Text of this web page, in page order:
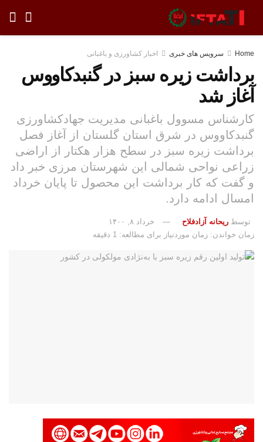
Home سرویس های خبری اخبار کشاورزی و باغبانی
برداشت زیره سبز در گنبدکاووس
آغاز شد
کارشناس مسوول باغبانی مدیریت جهادکشاورزی
گنبدکاووس در شرق استان گلستان از آغاز فصل
برداشت زیره سبز در سطح هزار هکتار از اراضی
زراعی نواحی شمالی این شهرستان مرزی خبر داد
و گفت که کار برداشت این محصول تا پایان خرداد
امسال ادامه دارد.
توسط ریحانه آزادفلاح
خرداد ۸, ۱۴۰۰
زمان خواندن: زمان موردنیاز برای مطالعه: 1 دقیقه